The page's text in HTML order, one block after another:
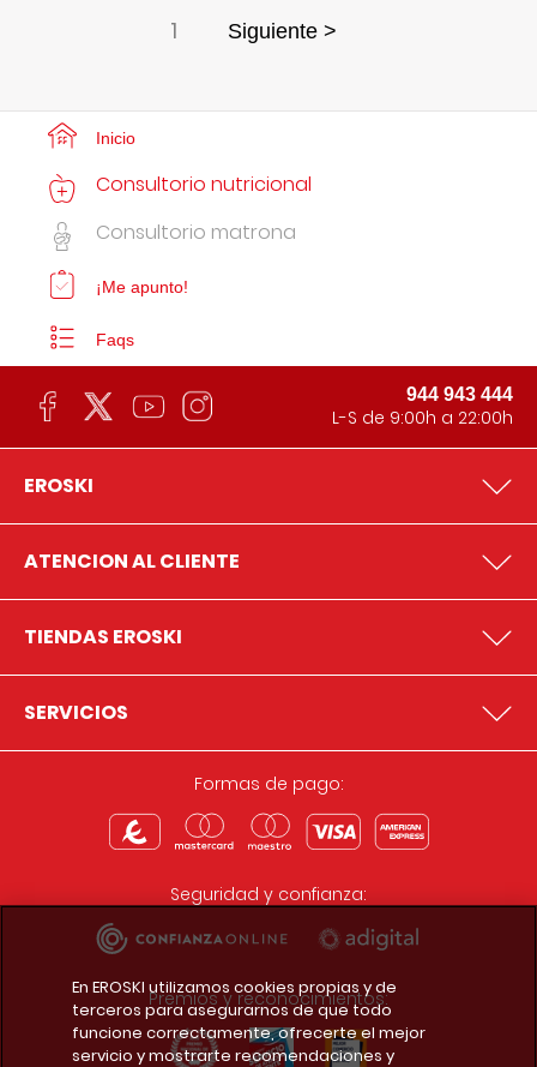
1 Siguiente >
Inicio
Consultorio nutricional
Consultorio matrona
¡Me apunto!
Faqs
944 943 444
L-S de 9:00h a 22:00h
EROSKI
ATENCION AL CLIENTE
TIENDAS EROSKI
SERVICIOS
Formas de pago:
Seguridad y confianza:
Premios y reconocimientos:
En EROSKI utilizamos cookies propias y de
terceros para asegurarnos de que todo
funcione correctamente, ofrecerte el mejor
servicio y mostrarte recomendaciones y